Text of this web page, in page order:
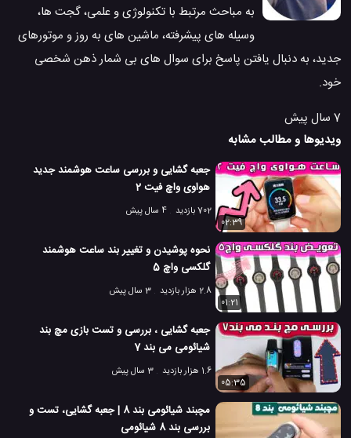
به مباحث مرتبط با تکنولوژی و علمی، گجت ها،
وسیله های پیشرفته، ماشین های به روز و موتورهای
جدید، به دنبال یافتن پاسخ برای سوال های بی شمار ذهن شخصی
خود.
7 سال پیش
ویدیوها و مطالب مشابه
جعبه گشایی و بررسی ساعت هوشمند جدید
هواوی واچ فیت 2
702 بازدید
4 سال پیش
02:39
نحوه پوشیدن و تغییر بند ساعت هوشمند
گلکسی واچ 5
2.8 هزار بازدید
3 سال پیش
01:21
جعبه گشایی ، بررسی و تست بازی مچ بند
شیائومی می بند 7
1.6 هزار بازدید
3 سال پیش
05:35
مچبند شیائومی بند 8 | جعبه گشایی، تست و
بررسی بند 8 شیائومی